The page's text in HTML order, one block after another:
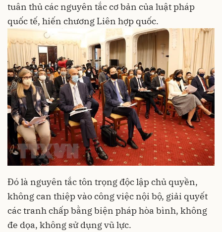
tuân thủ các nguyên tắc cơ bản của luật pháp
quốc tế, hiến chương Liên hợp quốc.
Đó là nguyên tắc tôn trọng độc lập chủ quyền,
không can thiệp vào công việc nội bộ, giải quyết
các tranh chấp bằng biện pháp hòa bình, không
đe dọa, không sử dụng vũ lực.